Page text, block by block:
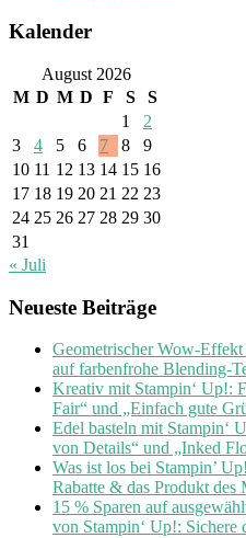
Kalender
August 2026
M D M D F S
S
1
2
3
4 5 6 7 8
9
10 11 12 13 14 15 16
17 18 19 20 21 22 23
24 25 26 27 28 29 30
31
« Juli
Neueste Beiträge
Geometrischer Wow-
auf farbenfrohe Blending-
Kreativ mit Stampin‘ Up!:
Fair“ und „Einfach gute
Edel basteln mit Stampin‘
von Details“ und „Inked
Was ist los bei Stampin’
Rabatte & das Produkt des
15 % Sparen auf
von Stampin‘ Up!: Sichere